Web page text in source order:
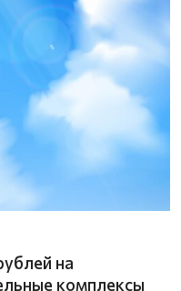
на
комплексы